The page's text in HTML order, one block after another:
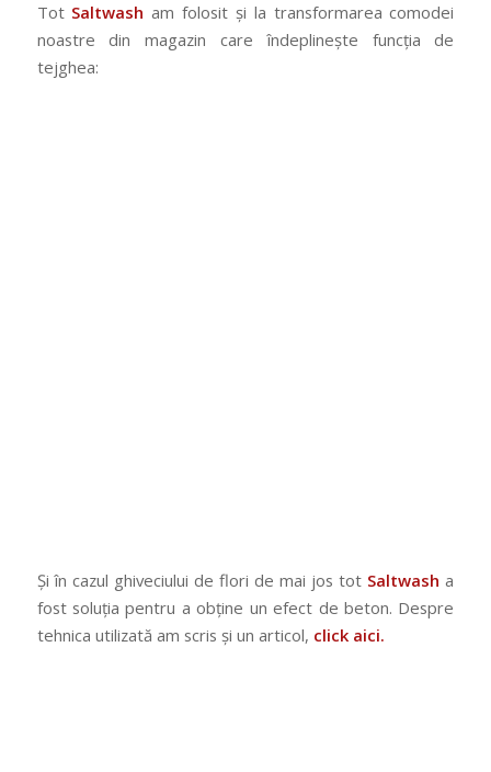
Tot Saltwash am folosit și la transformarea comodei
noastre din magazin care îndeplinește funcția de
tejghea:
Și în cazul ghiveciului de flori de mai jos tot Saltwash a
fost soluția pentru a obține un efect de beton. Despre
tehnica utilizată am scris și un articol, click aici.